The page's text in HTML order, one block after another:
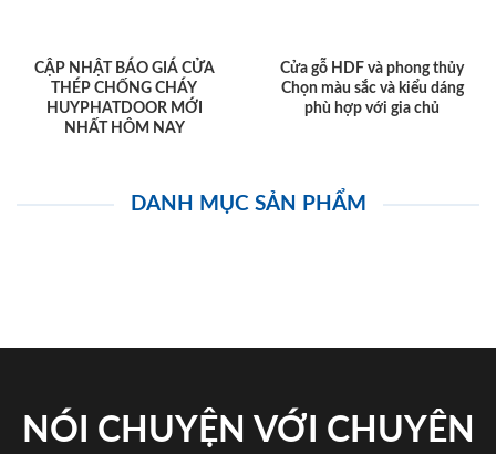
CẬP NHẬT BÁO GIÁ CỬA
THÉP CHỐNG CHÁY
HUYPHATDOOR MỚI
NHẤT HÔM NAY
Cửa gỗ HDF và phong thủy
Chọn màu sắc và kiểu dáng
phù hợp với gia chủ
DANH MỤC SẢN PHẨM
NÓI CHUYỆN VỚI CHUYÊN